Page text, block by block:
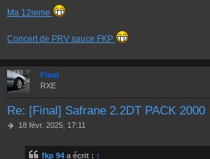
Ma 12ieme
Concert de PRV sauce FKP
Final
RXE
Re: [Final] Safrane 2.2DT PACK 2000
M18 févr. 2025, 17:11
fkp 94 a écrit : ↑